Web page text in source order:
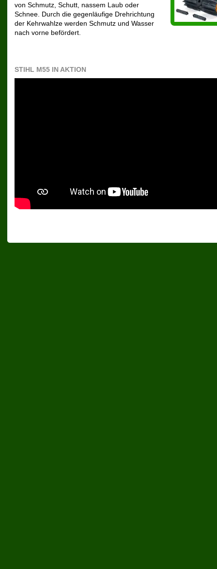
von Schmutz, Schutt, nassem Laub oder
Schnee. Durch die gegenläufige Drehrichtung
der Kehrwahlze werden Schmutz und Wasser
nach vorne befördert.
STIHL M55 IN AKTION